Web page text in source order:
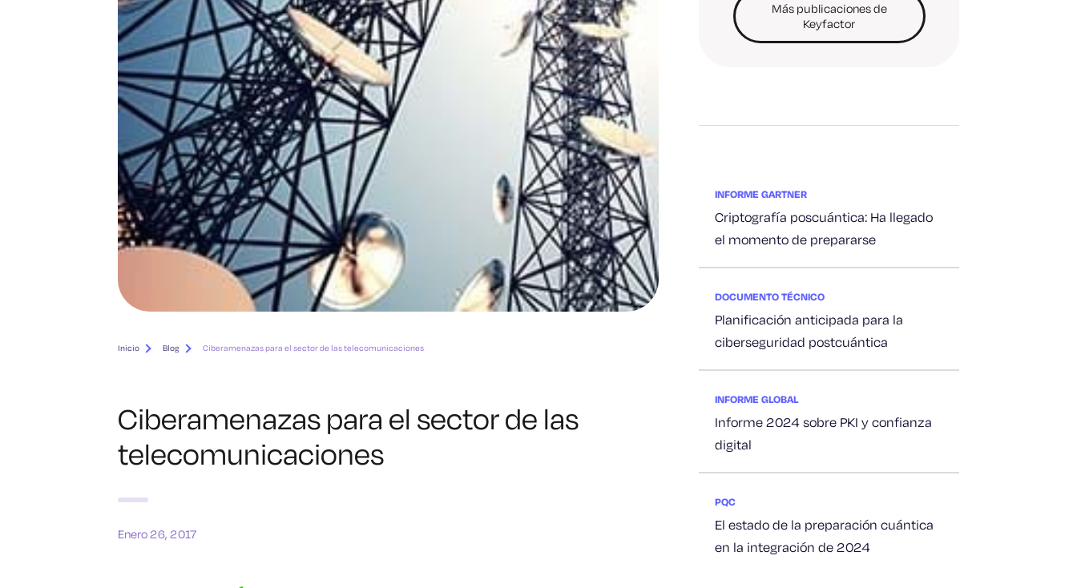
Inicio Blog Ciberamenazas para el sector de las telecomunicaciones
Ciberamenazas para el sector de las
telecomunicaciones
Enero 26, 2017
Más publicaciones de
Keyfactor
INFORME GARTNER
Criptografía poscuántica: Ha llegado
el momento de prepararse
DOCUMENTO TÉCNICO
Planificación anticipada para la
ciberseguridad postcuántica
INFORME GLOBAL
Informe 2024 sobre PKI y confianza
digital
PQC
El estado de la preparación cuántica
en la integración de 2024